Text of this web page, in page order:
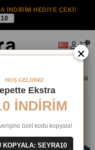
İNDİRİM HEDİYE ÇEKİ!
0
Levidor İndigo Desenli
×
HOŞ GELDİNİZ
Ekstra
İNDİRİM
özel kodu kopyala!
KOPYALA: SEYRA10